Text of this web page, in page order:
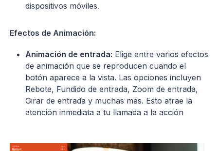
dispositivos móviles.
Efectos de Animación:
Animación de entrada: Elige entre varios efectos
de animación que se reproducen cuando el
botón aparece a la vista. Las opciones incluyen
Rebote, Fundido de entrada, Zoom de entrada,
Girar de entrada y muchas más. Esto atrae la
atención inmediata a tu llamada a la acción